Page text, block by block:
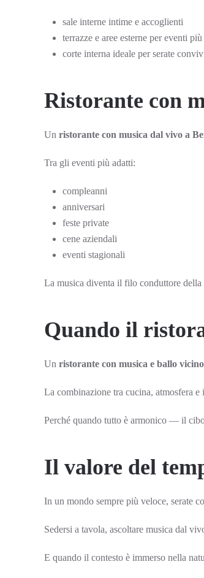
sale interne intime e accoglienti
terrazze e aree esterne per eventi
corte interna ideale per serate
Ristorante con
Un ristorante con musica dal vivo a
Tra gli eventi più adatti:
compleanni
anniversari
feste private
cene aziendali
eventi stagionali
La musica diventa il filo conduttore
Quando il
Un ristorante con musica e ballo
La combinazione tra cucina, atmosfera
Perché quando tutto è armonico — il
Il valore del
In un mondo sempre più veloce, serate
Sedersi a tavola, ascoltare musica dal
E quando il contesto è immerso nella